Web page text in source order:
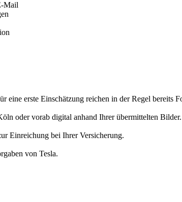
Mail
erste Einschätzung reichen in der Regel bereits
oder vorab digital anhand Ihrer übermittelten Bilder.
Einreichung bei Ihrer Versicherung.
von Tesla.